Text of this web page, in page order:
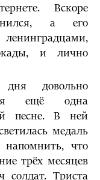
Вскоре
а его
и лично
довольно
ещё одна
песне. В ней
медаль
напомнить, что
трёх месяцев
солдат. Триста